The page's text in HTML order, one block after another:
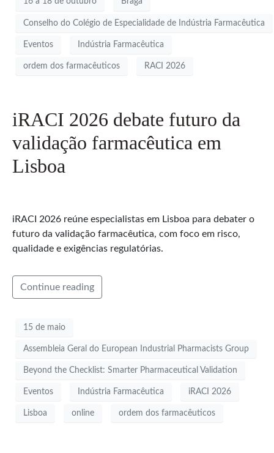
Conselho do Colégio de Especialidade de Indústria Farmacêutica
Eventos Indústria Farmacêutica
ordem dos farmacêuticos RACI 2026
iRACI 2026 debate futuro da
validação farmacêutica em
Lisboa
iRACI 2026 reúne especialistas em Lisboa para debater o
futuro da validação farmacêutica, com foco em risco,
qualidade e exigências regulatórias.
Continue reading
15 de maio
Assembleia Geral do European Industrial Pharmacists Group
Beyond the Checklist: Smarter Pharmaceutical Validation
Eventos Indústria Farmacêutica iRACI 2026
Lisboa online ordem dos farmacêuticos